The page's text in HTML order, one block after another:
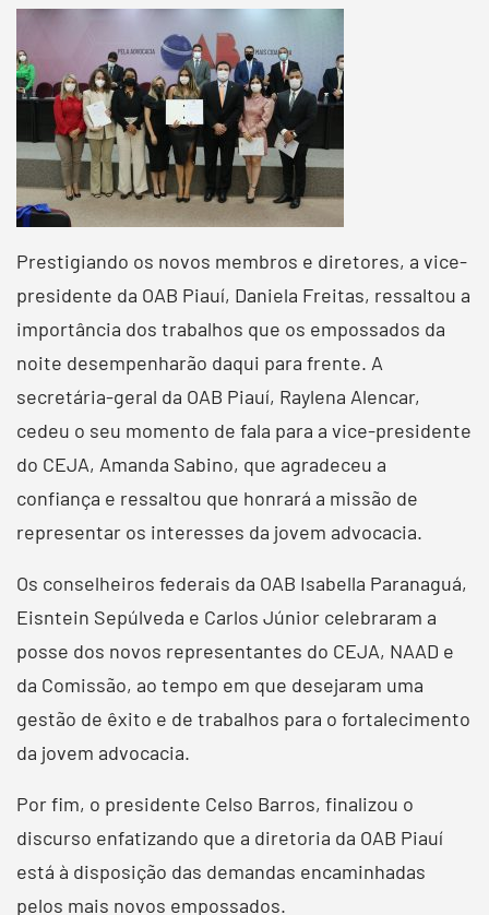
Prestigiando os novos membros e diretores, a vice-
presidente da OAB Piauí, Daniela Freitas, ressaltou a
importância dos trabalhos que os empossados da
noite desempenharão daqui para frente. A
secretária-geral da OAB Piauí, Raylena Alencar,
cedeu o seu momento de fala para a vice-presidente
do CEJA, Amanda Sabino, que agradeceu a
confiança e ressaltou que honrará a missão de
representar os interesses da jovem advocacia.
Os conselheiros federais da OAB Isabella Paranaguá,
Eisntein Sepúlveda e Carlos Júnior celebraram a
posse dos novos representantes do CEJA, NAAD e
da Comissão, ao tempo em que desejaram uma
gestão de êxito e de trabalhos para o fortalecimento
da jovem advocacia.
Por fim, o presidente Celso Barros, finalizou o
discurso enfatizando que a diretoria da OAB Piauí
está à disposição das demandas encaminhadas
pelos mais novos empossados.